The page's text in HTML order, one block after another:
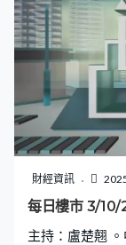
財經資訊
每日樓市 3/
主持：盧楚翹